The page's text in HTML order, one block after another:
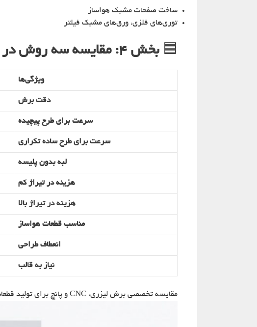
ساخت صفحات مشبک هواساز
توری‌های فلزی، ورق‌های مشبک فیلتر
🟦 بخش ۴: مقایسه سه روش در تولید قطعات هواساز
ویژگی‌ها
دقت برش
سرعت برای طرح پیچیده
سرعت برای طرح ساده تکراری
لبه بدون پلیسه
هزینه در تیراژ کم
هزینه در تیراژ بالا
مناسب قطعات هواساز
انعطاف طراحی
نیاز به قالب
مقایسه تخصصی برش لیزری، CNC و پانچ برای تولید قطعات تهویه صنعتی